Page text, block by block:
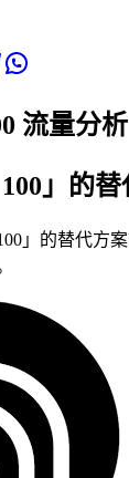
流量分析
」的
」的替代方